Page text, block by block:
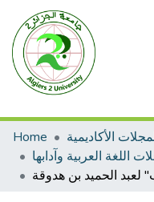
Home
الأكاديمية
اللغة العربية وآدابها